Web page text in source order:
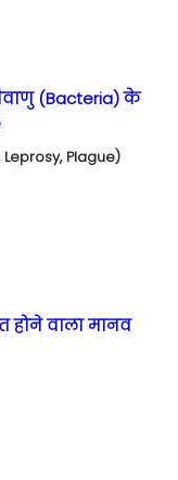
(Bacteria) के
Plague)
होने वाला मानव